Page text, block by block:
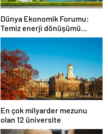
Dünya Ekonomik Forumu:
Temiz enerji dönüşümü
yavaşlıyor
En çok milyarder mezunu
olan 12 üniversite